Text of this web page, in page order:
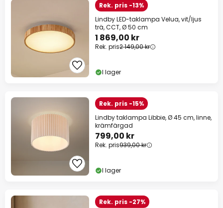
Rek. pris -13%
Lindby LED-taklampa Velua, vit/ljus
trä, CCT, Ø 50 cm
1 869,00 kr
Rek. pris2 149,00 kr
I lager
Rek. pris -15%
Lindby taklampa Libbie, Ø 45 cm, linne,
krämfärgad
799,00 kr
Rek. pris939,00 kr
I lager
Rek. pris -27%